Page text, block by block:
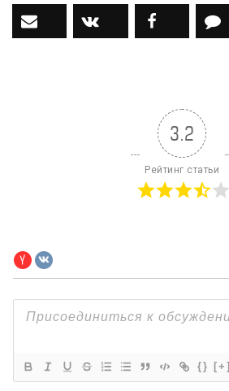
Наш ДЗЕН каналВконтакте Facebook
3.2
Рейтинг статьи
{} [+]